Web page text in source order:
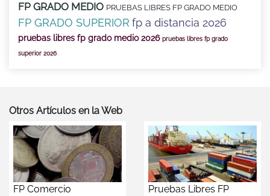
FP GRADO MEDIO PRUEBAS LIBRES FP GRADO MEDIO
FP GRADO SUPERIOR fp a distancia 2026
pruebas libres fp grado medio 2026 pruebas libres fp grado
superior 2026
Otros Artículos en la Web
FP Comercio
Pruebas Libres FP